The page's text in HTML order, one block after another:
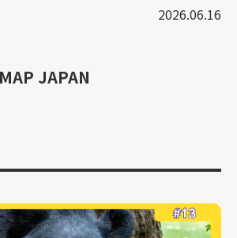
2026.06.16
JAPAN